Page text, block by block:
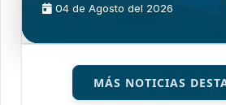
04 de Agosto del 2026
MÁS NOTICIAS